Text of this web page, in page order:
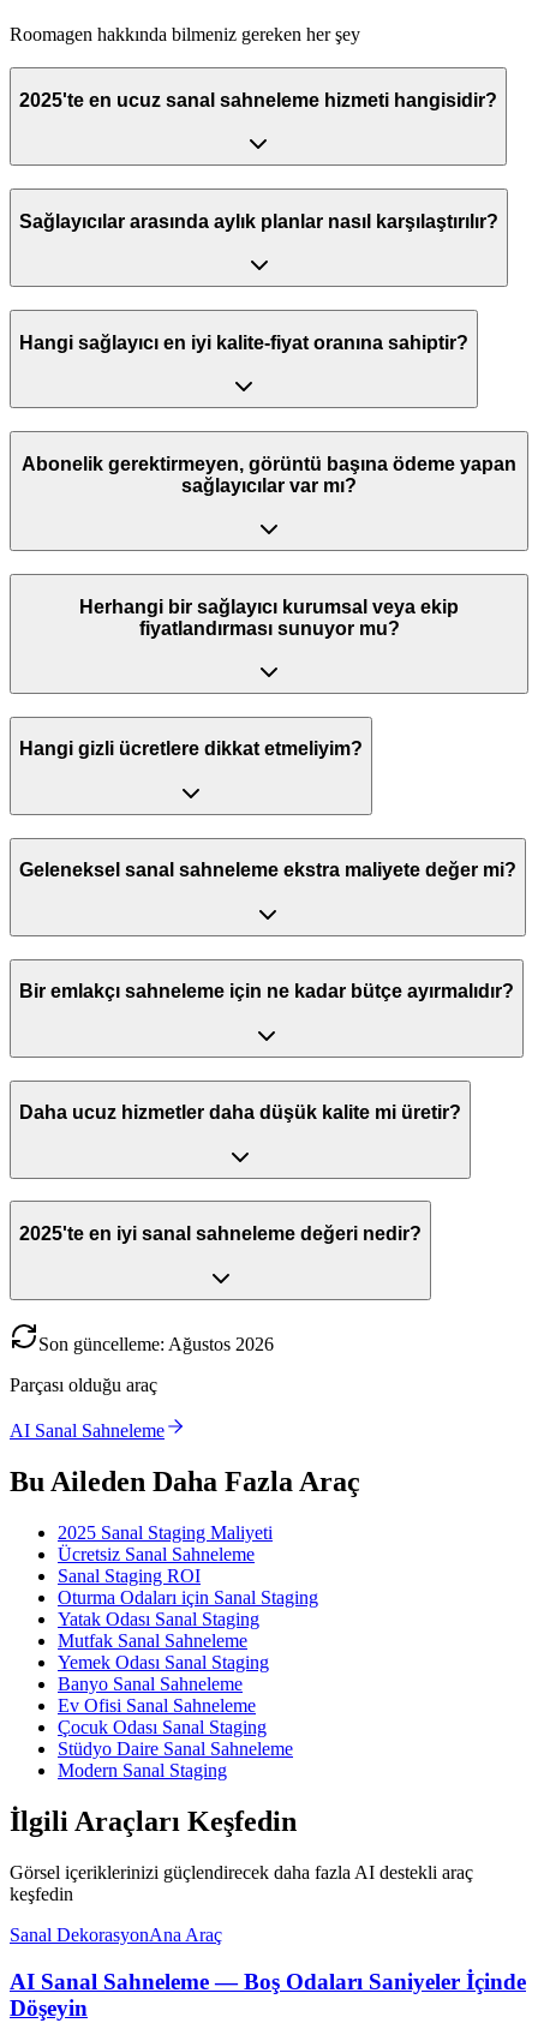
Roomagen hakkında bilmeniz gereken her şey
2025'te en ucuz sanal sahneleme hizmeti hangisidir?
Sağlayıcılar arasında aylık planlar nasıl karşılaştırılır?
Hangi sağlayıcı en iyi kalite-fiyat oranına sahiptir?
Abonelik gerektirmeyen, görüntü başına ödeme yapan
sağlayıcılar var mı?
Herhangi bir sağlayıcı kurumsal veya ekip
fiyatlandırması sunuyor mu?
Hangi gizli ücretlere dikkat etmeliyim?
Geleneksel sanal sahneleme ekstra maliyete değer mi?
Bir emlakçı sahneleme için ne kadar bütçe ayırmalıdır?
Daha ucuz hizmetler daha düşük kalite mi üretir?
2025'te en iyi sanal sahneleme değeri nedir?
Son güncelleme: Ağustos 2026
Parçası olduğu araç
AI Sanal Sahneleme
Bu Aileden Daha Fazla Araç
2025 Sanal Staging Maliyeti
Ücretsiz Sanal Sahneleme
Sanal Staging ROI
Oturma Odaları için Sanal Staging
Yatak Odası Sanal Staging
Mutfak Sanal Sahneleme
Yemek Odası Sanal Staging
Banyo Sanal Sahneleme
Ev Ofisi Sanal Sahneleme
Çocuk Odası Sanal Staging
Stüdyo Daire Sanal Sahneleme
Modern Sanal Staging
İlgili Araçları Keşfedin
Görsel içeriklerinizi güçlendirecek daha fazla AI destekli araç
keşfedin
Sanal DekorasyonAna Araç
AI Sanal Sahneleme — Boş Odaları Saniyeler İçinde
Döşeyin